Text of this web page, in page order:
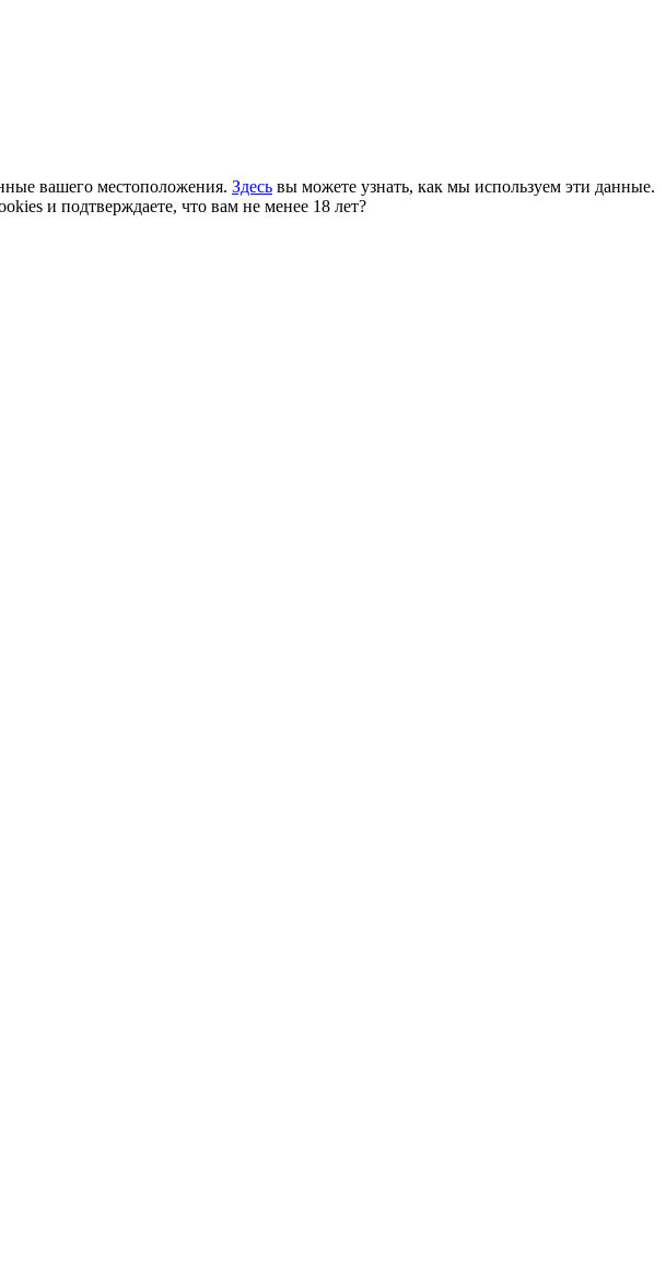
вашего местоположения. Здесь вы можете узнать, как мы используем эти данные.
и подтверждаете, что вам не менее 18 лет?